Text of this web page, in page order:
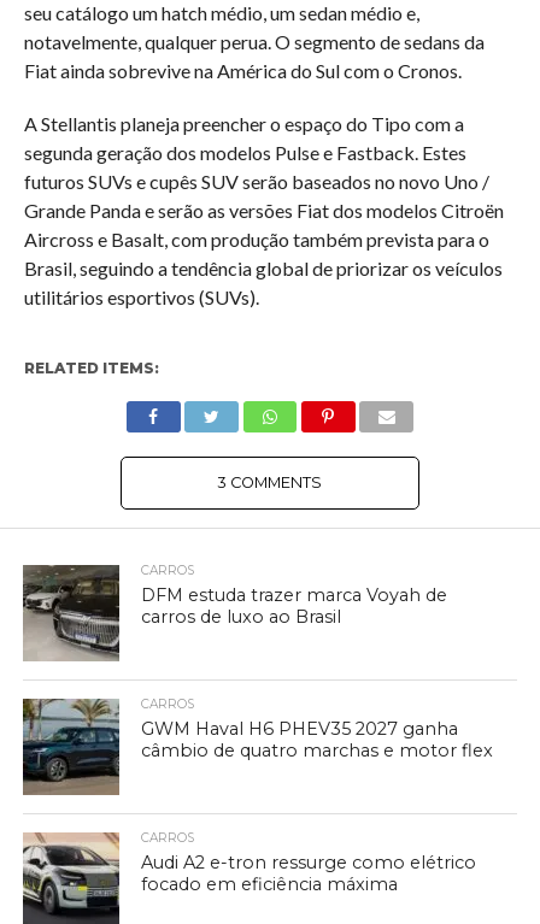
seu catálogo um hatch médio, um sedan médio e,
notavelmente, qualquer perua. O segmento de sedans da
Fiat ainda sobrevive na América do Sul com o Cronos.
A Stellantis planeja preencher o espaço do Tipo com a
segunda geração dos modelos Pulse e Fastback. Estes
futuros SUVs e cupês SUV serão baseados no novo Uno /
Grande Panda e serão as versões Fiat dos modelos Citroën
Aircross e Basalt, com produção também prevista para o
Brasil, seguindo a tendência global de priorizar os veículos
utilitários esportivos (SUVs).
RELATED ITEMS:
3 COMMENTS
CARROS
DFM estuda trazer marca Voyah de
carros de luxo ao Brasil
CARROS
GWM Haval H6 PHEV35 2027 ganha
câmbio de quatro marchas e motor flex
CARROS
Audi A2 e-tron ressurge como elétrico
focado em eficiência máxima